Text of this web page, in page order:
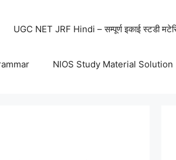
UGC NET JRF Hindi – सम्पूर्ण इकाई स्टडी
NIOS Study Material